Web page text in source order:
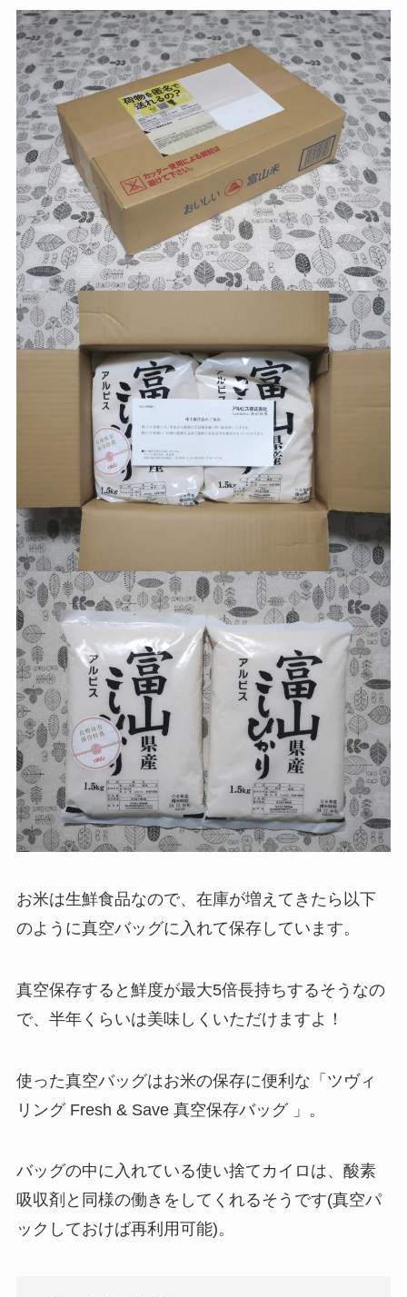
お米は生鮮食品なので、在庫が増えてきたら以下
のように真空バッグに入れて保存しています。
真空保存すると鮮度が最大5倍長持ちするそうなの
で、半年くらいは美味しくいただけますよ！
使った真空バッグはお米の保存に便利な「ツヴィ
リング Fresh & Save 真空保存バッグ 」。
バッグの中に入れている使い捨てカイロは、酸素
吸収剤と同様の働きをしてくれるそうです(真空パ
ックしておけば再利用可能)。